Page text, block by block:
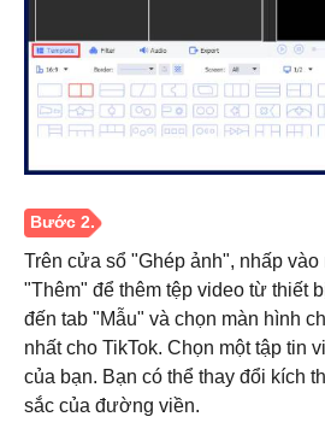
Bước 1.
Trên cửa sổ "Ghép ảnh", nhấp
"Thêm" để thêm tệp video từ thiết
đến tab "Mẫu" và chọn màn hình
nhất cho TikTok. Chọn một tập tin
của bạn. Bạn có thể thay đổi kích
sắc của đường viền.